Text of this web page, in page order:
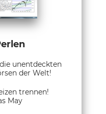
unentdeckten
der Welt!
trennen!
May